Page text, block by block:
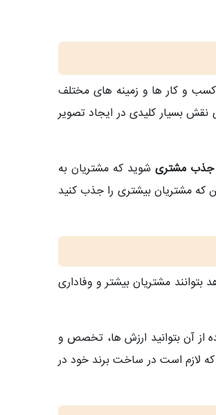
کسب و کار ها و زمینه های مختلف
بسیار کلیدی در ایجاد تصویر
جذب مشتریشوید که مشتریان به
که مشتریان بیشتری را جذب کنید
مشتریان بیشتر و وفاداری
از آن بتوانید ارزش ها، تخصص و
لازم است در ساخت برند خود در